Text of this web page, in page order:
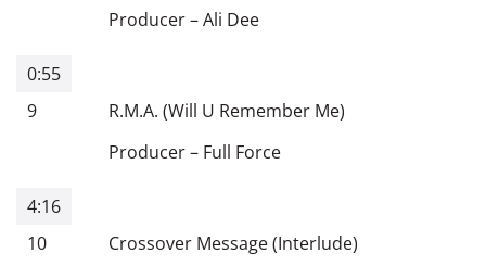
Producer–Ali Dee
0:55
9
R.M.A. (Will U Remember Me)
Producer– Full Force
4:16
10
Crossover Message (Interlude)